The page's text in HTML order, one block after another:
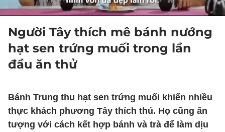
Người Tây thích mê bánh nướng
hạt sen trứng muối trong lần
đầu ăn thử
Bánh Trung thu hạt sen trứng muối khiến nhiều
thực khách phương Tây thích thú. Họ cũng ấn
tượng với cách kết hợp bánh và trà để làm dịu